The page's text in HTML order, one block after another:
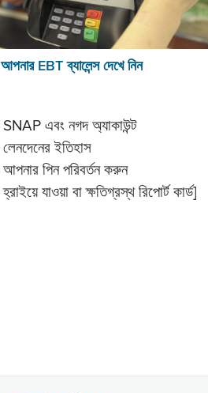
আপনার EBT ব্যালেন্স দেখে নিন
SNAP এবং নগদ অ্যাকাউন্ট
লেনদেনের ইতিহাস
আপনার পিন পরিবর্তন করুন
হ্রাইয়ে যাওয়া বা ক্ষতিগ্রস্থ রিপোর্ট কার্ড]